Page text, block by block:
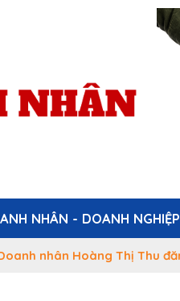
NHÂN - DOANH NGHIỆP
nhân Hoàng Thị Thu